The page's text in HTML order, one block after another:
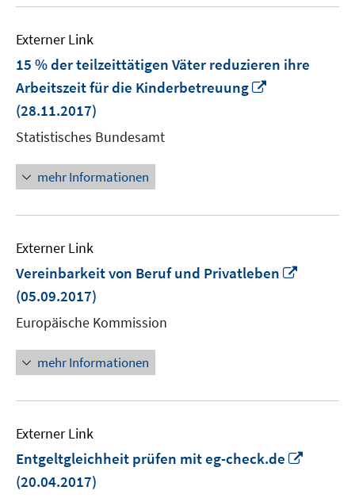
Externer Link
15 % der teilzeittätigen Väter reduzieren ihre
Arbeitszeit für die Kinderbetreuung
(28.11.2017)
Statistisches Bundesamt
mehr Informationen
Externer Link
Vereinbarkeit von Beruf und Privatleben
(05.09.2017)
Europäische Kommission
mehr Informationen
Externer Link
Entgeltgleichheit prüfen mit eg-check.de
(20.04.2017)